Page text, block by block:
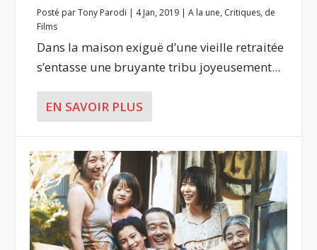
Posté parTony Parodi | 4 Jan, 2019 |A la une, Critiques, de
Films
Dans la maison exiguë d’une vieille retraitée
s’entasse une bruyante tribu joyeusement...
EN SAVOIR PLUS